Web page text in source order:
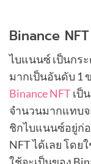
Binance NFT
ไบแนนซ์ เป็นกร
มากเป็นอันดับ 1
Binance NFTเป็
จำนวนมากแทบ
ชิกไบแนนซ์อยู่ก่
NFT ได้เลย โดย